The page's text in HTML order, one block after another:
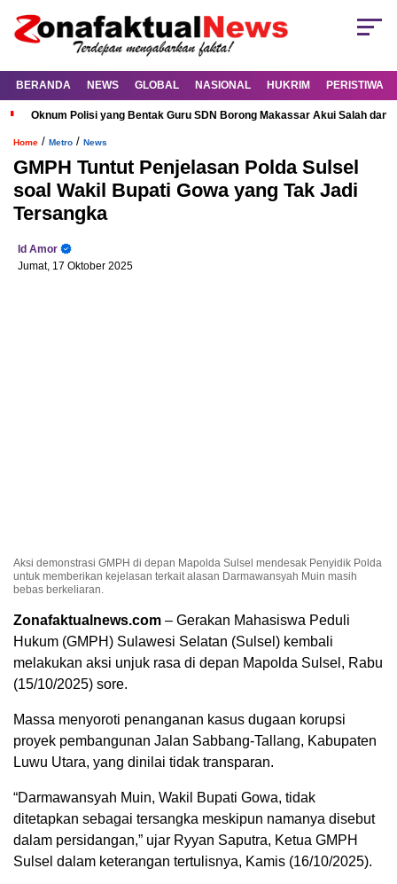
BERANDA NEWS GLOBAL NASIONAL HUKRIM PERISTIWA
Oknum Polisi yang Bentak Guru SDN Borong Makassar Akui Salah dan
Home / Metro / News
GMPH Tuntut Penjelasan Polda Sulsel
soal Wakil Bupati Gowa yang Tak Jadi
Tersangka
Id Amor
Jumat, 17 Oktober 2025
Aksi demonstrasi GMPH di depan Mapolda Sulsel mendesak Penyidik Polda
untuk memberikan kejelasan terkait alasan Darmawansyah Muin masih
bebas berkeliaran.
Zonafaktualnews.com – Gerakan Mahasiswa Peduli
Hukum (GMPH) Sulawesi Selatan (Sulsel) kembali
melakukan aksi unjuk rasa di depan Mapolda Sulsel, Rabu
(15/10/2025) sore.
Massa menyoroti penanganan kasus dugaan korupsi
proyek pembangunan Jalan Sabbang-Tallang, Kabupaten
Luwu Utara, yang dinilai tidak transparan.
“Darmawansyah Muin, Wakil Bupati Gowa, tidak
ditetapkan sebagai tersangka meskipun namanya disebut
dalam persidangan,” ujar Ryyan Saputra, Ketua GMPH
Sulsel dalam keterangan tertulisnya, Kamis (16/10/2025).